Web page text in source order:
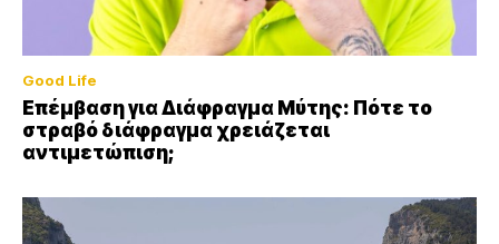
Good Life
Επέμβαση για Διάφραγμα Μύτης: Πότε το
στραβό διάφραγμα χρειάζεται
αντιμετώπιση;